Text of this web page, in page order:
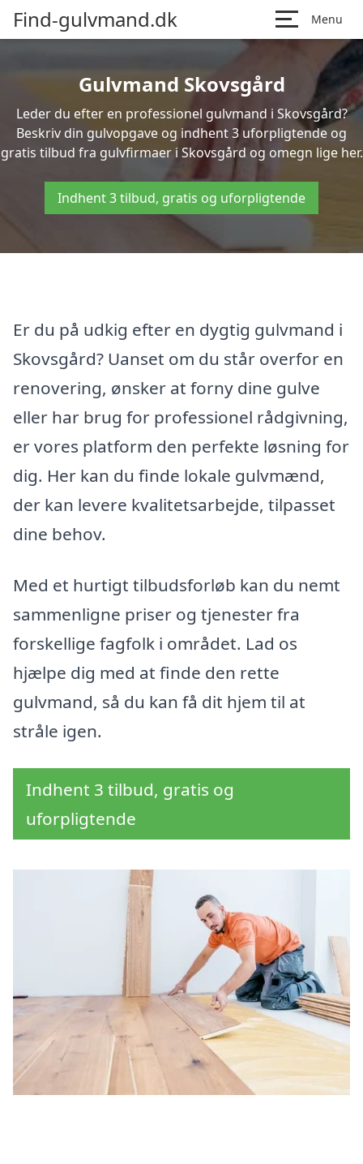
Find-gulvmand.dk Menu
Gulvmand Skovsgård
Leder du efter en professionel gulvmand i Skovsgård?
Beskriv din gulvopgave og indhent 3 uforpligtende og
gratis tilbud fra gulvfirmaer i Skovsgård og omegn lige her.
Indhent 3 tilbud, gratis og uforpligtende
Er du på udkig efter en dygtig gulvmand i
Skovsgård? Uanset om du står overfor en
renovering, ønsker at forny dine gulve
eller har brug for professionel rådgivning,
er vores platform den perfekte løsning for
dig. Her kan du finde lokale gulvmænd,
der kan levere kvalitetsarbejde, tilpasset
dine behov.
Med et hurtigt tilbudsforløb kan du nemt
sammenligne priser og tjenester fra
forskellige fagfolk i området. Lad os
hjælpe dig med at finde den rette
gulvmand, så du kan få dit hjem til at
stråle igen.
Indhent 3 tilbud, gratis og
uforpligtende